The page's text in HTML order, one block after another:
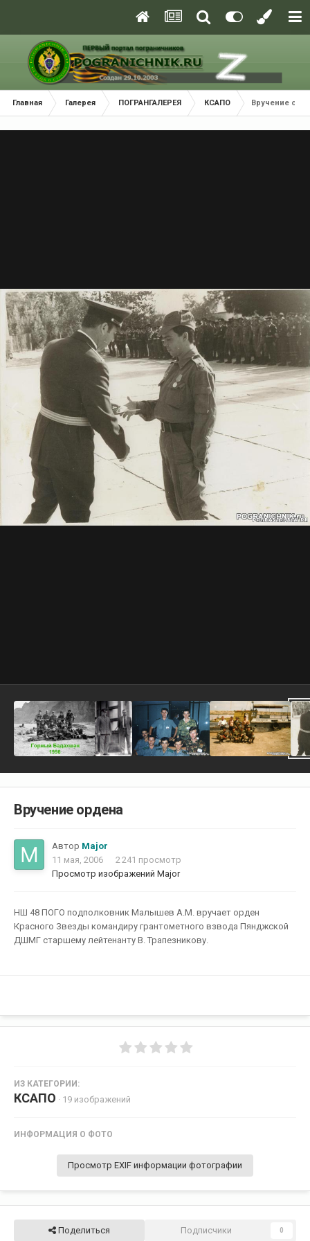
Главная Галерея ПОГРАНГАЛЕРЕЯ КСАПО Вручение
Вручение ордена
Автор Major
11 мая, 2006
2 241 просмотр
Просмотр изображений Major
НШ 48 ПОГО подполковник Малышев А.М. вручает орден
Красного Звезды командиру грантометного взвода Пянджской
ДШМГ старшему лейтенанту В. Трапезникову.
ИЗ КАТЕГОРИИ:
КСАПО · 19 изображений
ИНФОРМАЦИЯ О ФОТО
Просмотр EXIF информации фотографии
Поделиться Подписчики 0